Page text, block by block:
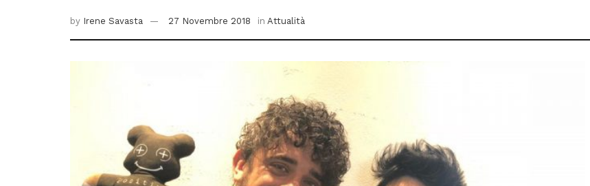
by Irene Savasta 27 Novembre 2018 in Attualità